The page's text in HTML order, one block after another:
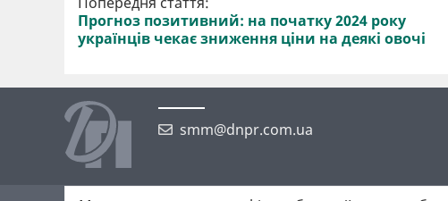
Прогноз позитивний: на початку 2024 року
українців чекає зниження ціни на деякі овочі
smm@dnpr.com.ua